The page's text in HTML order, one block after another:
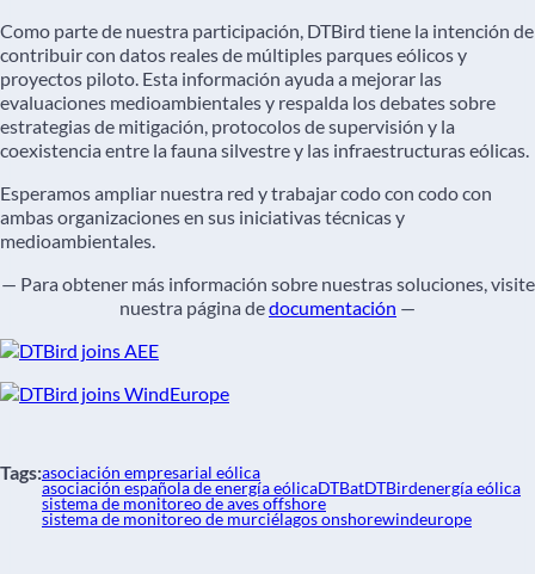
Como parte de nuestra participación, DTBird tiene la intención de
contribuir con datos reales de múltiples parques eólicos y
proyectos piloto. Esta información ayuda a mejorar las
evaluaciones medioambientales y respalda los debates sobre
estrategias de mitigación, protocolos de supervisión y la
coexistencia entre la fauna silvestre y las infraestructuras eólicas.
Esperamos ampliar nuestra red y trabajar codo con codo con
ambas organizaciones en sus iniciativas técnicas y
medioambientales.
— Para obtener más información sobre nuestras soluciones, visite
nuestra página dedocumentación —
Tags:asociación empresarial eólica
asociación española de energía eólicaDTBatDTBirdenergía eólica
sistema de monitoreo de aves offshore
sistema de monitoreo de murciélagos onshorewindeurope